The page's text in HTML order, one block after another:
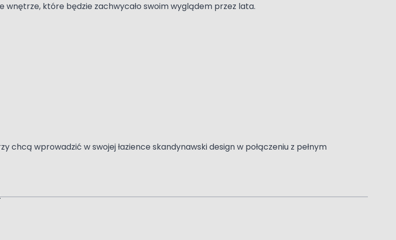
które będzie zachwycało swoim wyglądem przez lata.
chcą wprowadzić w swojej łazience skandynawski design w połączeniu z pełnym